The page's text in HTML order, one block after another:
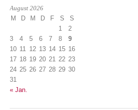
August 2026
M D M D F S
S
1
2
3
4 5 6 7 8
9
10 11 12 13 14 15 16
17 18 19 20 21 22 23
24 25 26 27 28 29 30
31
« Jan.